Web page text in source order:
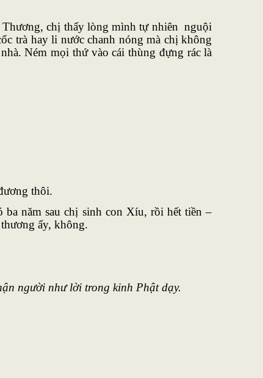
Thương, chị thấy lòng mình tự nhiên nguội
trà hay li nước chanh nóng mà chị không
Ném mọi thứ vào cái thùng đựng rác là
thôi.
năm sau chị sinh con Xíu, rồi hết tiền –
ấy, không.
người như lời trong kinh Phật dạy.